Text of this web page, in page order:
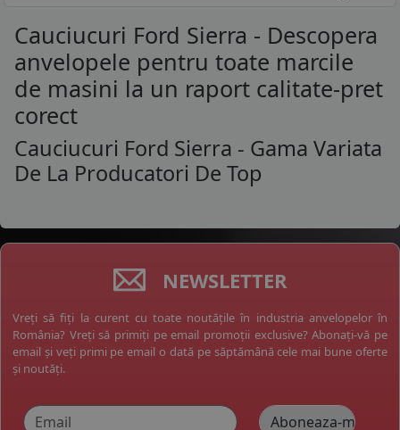
Cauciucuri Ford Sierra - Descopera
anvelopele pentru toate marcile
de masini la un raport calitate-pret
corect
Cauciucuri Ford Sierra - Gama Variata
De La Producatori De Top
NEWSLETTER
Vreți să fiți la curent cu toate noutățile în industria anvelopelor în
România? Vreți să primiți pe email promoții exclusive? Abonați-vă pe
email și veți primi pe email o dată pe săptămână cele mai bune oferte
și noutăți.